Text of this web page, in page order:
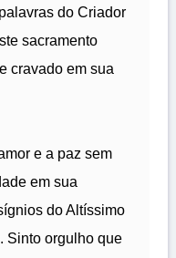
do Criador
sacramento
cravado em sua
e a paz sem
em sua
do Altíssimo
Sinto orgulho que